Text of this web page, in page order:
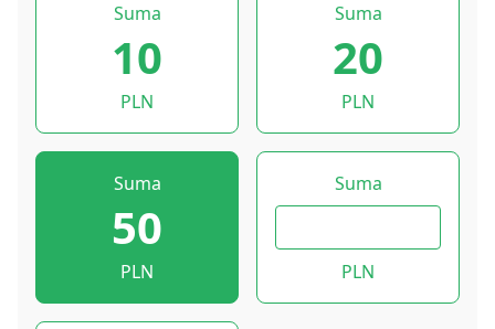
Suma
10
PLN
Suma
20
PLN
Suma
50
PLN
Suma
PLN